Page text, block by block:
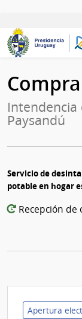
Paysandú
Servicio de
potable en hogar
Recepción de
Apertura